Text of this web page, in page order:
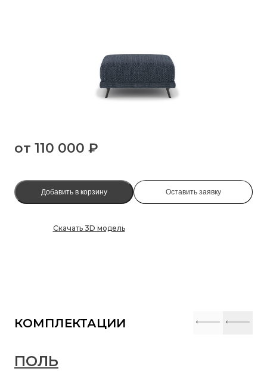
от 110 000 ₽
Добавить в корзину Оставить заявку
Скачать 3D модель
КОМПЛЕКТАЦИИ
ПОЛЬ